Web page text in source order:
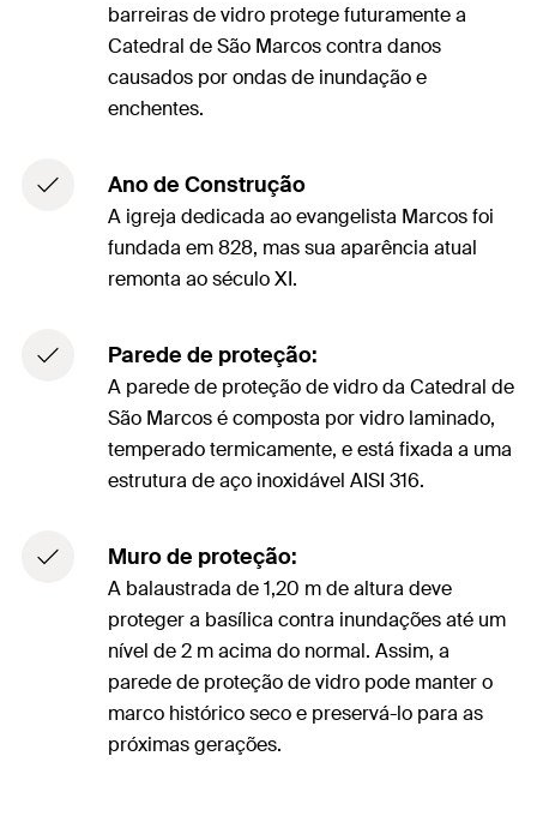
barreiras de vidro protege futuramente a
Catedral de São Marcos contra danos
causados por ondas de inundação e
enchentes.
Ano de Construção
A igreja dedicada ao evangelista Marcos foi
fundada em 828, mas sua aparência atual
remonta ao século XI.
Parede de proteção:
A parede de proteção de vidro da Catedral de
São Marcos é composta por vidro laminado,
temperado termicamente, e está fixada a uma
estrutura de aço inoxidável AISI 316.
Muro de proteção:
A balaustrada de 1,20 m de altura deve
proteger a basílica contra inundações até um
nível de 2 m acima do normal. Assim, a
parede de proteção de vidro pode manter o
marco histórico seco e preservá-lo para as
próximas gerações.